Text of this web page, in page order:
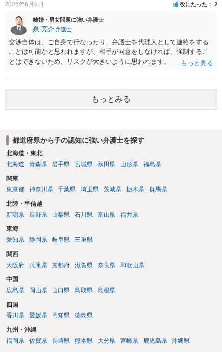
収１００万円とすると４万円に近づく感じです。）。 （息子さんの支
出を考慮して養育費を決めることは通常はありませんのでご注意くだ
さい。） ２ マンション等の権利について 相手の言い分はおそらく、
財産分与をしたいということだと思われます。 原則として、財産分与
は、結婚した後に離婚した場合、 結婚期間中に築いた財産を、原則と
して半分ずつ分けるものですから、 結婚していない場合は、財産分与
の必要はありません。 婚約解消の場合は、財産分与は認められませ
ん。 ただ、内縁関係にあって、それを解消した場合は、財産分与が認
められます。 仮に財産分与が必要だとしても （ご記載の内容だけでは
判断できませんがおそらく財産分与が必要な可能性は低いと思います
が。）、 財産分与は、その同居期間について認められるものですの
く、 マンションの価値と残ローンの差額が財産分与の対象になり得ま
子さんがそれまでの貯金で購入した場合は、 そもそも、財産分与の対
象にはなりません。） ３ 裁判になった場合にどうすべきか 養育費や
財産分与に争いがある場合は、調停・審判になりますが、 その場合
は、弁護士にご依頼になり、必要な主張をしていくといいですよ。 ご
にして、お近くの弁護士に直接相談されて、今後の対応についてアド
バイスを求めることをおすすめいたします。 ご参考にしていただけま
すと幸いです。
2026年6月8日 役にたった 2
離婚・男女問題に強い弁護士
泉 亮介 弁護士
交渉自体は、ご自身で行なったり、弁護士を代理人として連絡をする
ことは可能かと思われますが、相手が同意をしなければ、強制するこ
とはできないため、リスクが大きいように思われます。
もっとみる
都道府県から子の認知に強い弁護士を探す
北海道・東北
北海道
青森県 岩手県 宮城県 秋田県 山形県 福島県
関東
東京都
神奈川県 千葉県 埼玉県 茨城県 栃木県 群馬県
北陸・甲信越
新潟県
長野県 山梨県 石川県 富山県 福井県
東海
愛知県
静岡県 岐阜県 三重県
関西
大阪府
兵庫県 京都府 滋賀県 奈良県 和歌山県
中国
広島県
岡山県 山口県 鳥取県 島根県
四国
香川県
愛媛県 高知県 徳島県
九州・沖縄
福岡県
佐賀県 長崎県 熊本県 大分県 宮崎県 鹿児島県 沖縄県